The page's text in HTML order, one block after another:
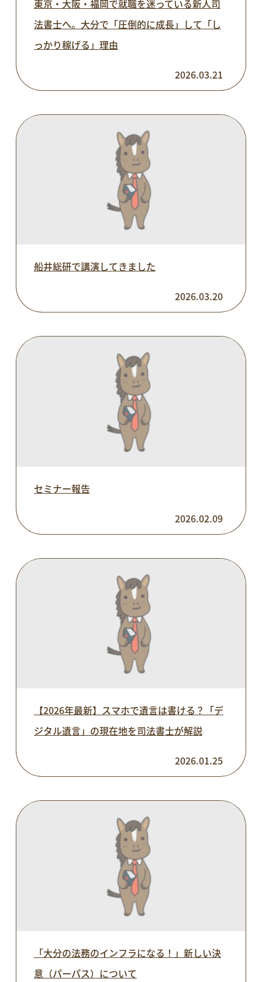
東京・大阪・福岡で就職を迷っている新人司
法書士へ。大分で「圧倒的に成長」して「し
っかり稼げる」理由
2026.03.21
船井総研で講演してきました
2026.03.20
セミナー報告
2026.02.09
【2026年最新】スマホで遺言は書ける？「デ
ジタル遺言」の現在地を司法書士が解説
2026.01.25
「大分の法務のインフラになる！」新しい決
意（パーパス）について